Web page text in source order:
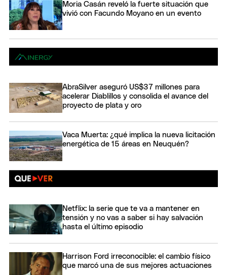
Moria Casán reveló la fuerte situación que
vivió con Facundo Moyano en un evento
AbraSilver aseguró US$37 millones para
acelerar Diablillos y consolida el avance del
proyecto de plata y oro
Vaca Muerta: ¿qué implica la nueva licitación
energética de 15 áreas en Neuquén?
Netflix: la serie que te va a mantener en
tensión y no vas a saber si hay salvación
hasta el último episodio
Harrison Ford irreconocible: el cambio físico
que marcó una de sus mejores actuaciones